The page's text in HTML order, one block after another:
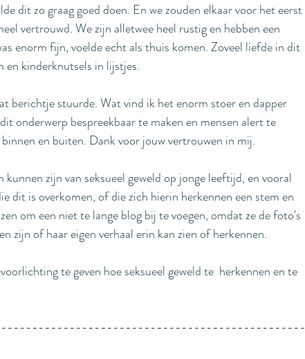
dit zo graag goed doen. En we zouden elkaar voor het eerst
vertrouwd. We zijn alletwee heel rustig en hebben een
enorm fijn, voelde echt als thuis komen. Zoveel liefde in dit
en kinderknutsels in lijstjes.
berichtje stuurde. Wat vind ik het enorm stoer en dapper
onderwerp bespreekbaar te maken en mensen alert te
en buiten. Dank voor jouw vertrouwen in mij.
zijn van seksueel geweld op jonge leeftijd, en vooral
dit is overkomen, of die zich hierin herkennen een stem en
om een niet te lange blog bij te voegen, omdat ze de foto's
zijn of haar eigen verhaal erin kan zien of herkennen.
te geven hoe seksueel geweld te  herkennen en te